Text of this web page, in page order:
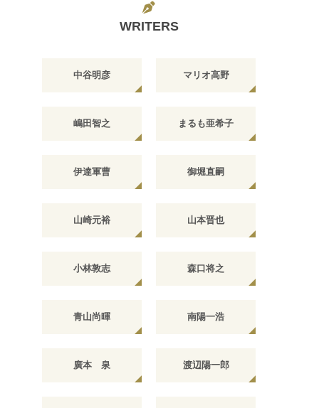
WRITERS
中谷明彦 マリオ高野
嶋田智之 まるも亜希子
伊達軍曹 御堀直嗣
山崎元裕 山本晋也
小林敦志 森口将之
青山尚暉 南陽一浩
廣本 泉 渡辺陽一郎